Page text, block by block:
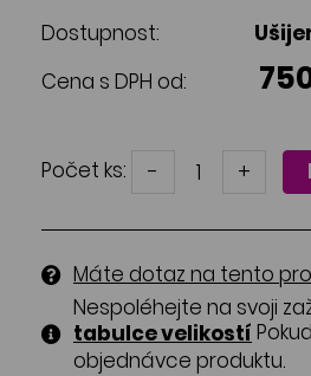
Dostupnost:
Cena s DPH od:
Počet ks: - +
Máte dotaz na tento
Nespoléhejte na svoji
tabulce velikostí
objednávce produktu.